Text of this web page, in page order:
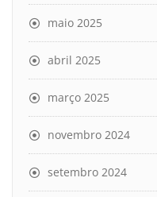
maio 2025
abril 2025
março 2025
novembro 2024
setembro 2024